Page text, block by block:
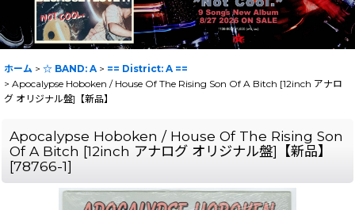
ホーム > ☆ BAND: A > == District: A ==
> Apocalypse Hoboken / House Of The Rising Son Of A Bitch [12inch アナロ
グ オリジナル盤]【新品】
Apocalypse Hoboken / House Of The Rising Son
Of A Bitch [12inch アナログ オリジナル盤]【新品】
[78766-1]